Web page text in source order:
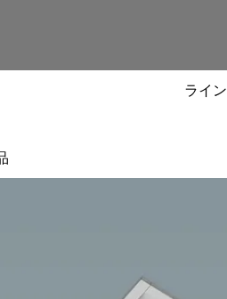
ライ